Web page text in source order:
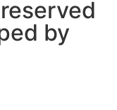
by